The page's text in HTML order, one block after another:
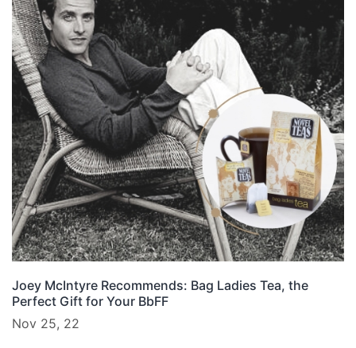
Joey McIntyre Recommends: Bag Ladies Tea, the
Perfect Gift for Your BbFF
Nov 25, 22